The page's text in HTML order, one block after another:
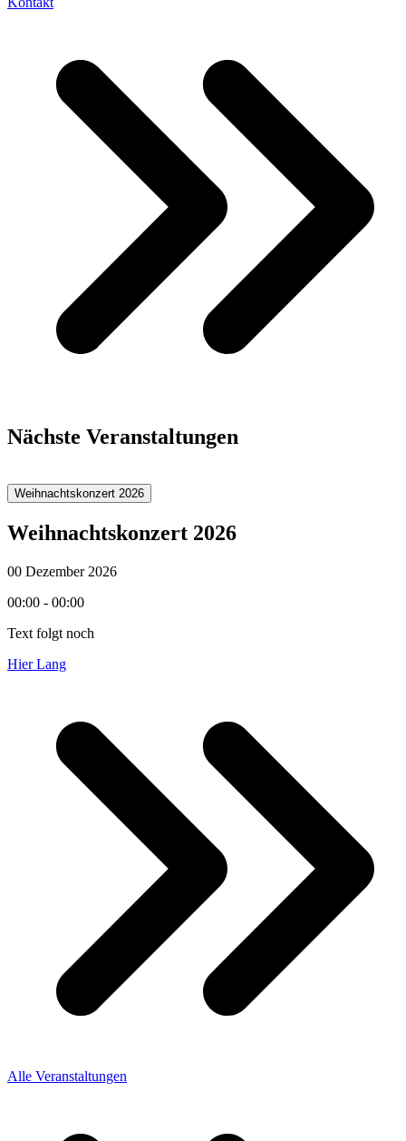
Nächste Veranstaltungen
Weihnachtskonzert 2026
Weihnachtskonzert 2026
00 Dezember 2026
00:00 - 00:00
Text folgt noch
Hier Lang
Alle Veranstaltungen